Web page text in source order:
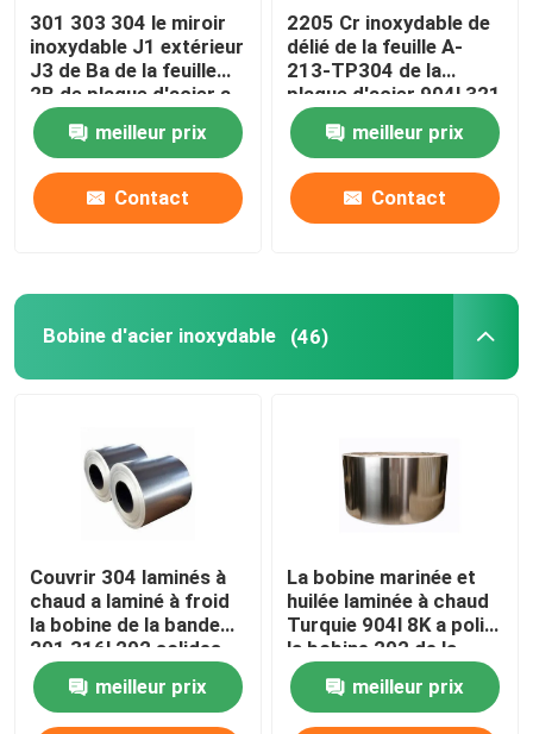
301 303 304 le miroir
inoxydable J1 extérieur
J3 de Ba de la feuille
2B de plaque d'acier a
laminé à froid
meilleur prix
Contact
2205 Cr inoxydable de
délié de la feuille A-
213-TP304 de la
plaque d'acier 904l 321
316l
meilleur prix
Contact
Bobine d'acier inoxydable (46)
Couvrir 304 laminés à
chaud a laminé à froid
la bobine de la bande
201 316l 202 solides
solubles 304 de bobine
d'acier inoxydable
meilleur prix
La bobine marinée et
huilée laminée à chaud
Turquie 904l 8K a poli
la bobine 202 de la
bobine 430 solides
solubles d'acier
inoxydable
meilleur prix